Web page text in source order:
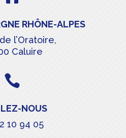
RHÔNE-ALPES
l’Oratoire,
Caluire

NOUS
10 94 05